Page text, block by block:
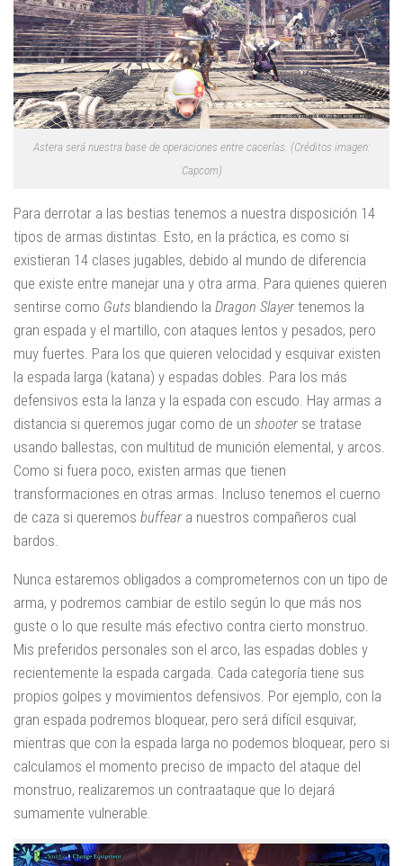
Astera será nuestra base de operaciones entre cacerías. (Créditos imagen:
Capcom)
Para derrotar a las bestias tenemos a nuestra disposición 14
tipos de armas distintas. Esto, en la práctica, es como si
existieran 14 clases jugables, debido al mundo de diferencia
que existe entre manejar una y otra arma. Para quienes quieren
sentirse como Guts blandiendo la Dragon Slayer tenemos la
gran espada y el martillo, con ataques lentos y pesados, pero
muy fuertes. Para los que quieren velocidad y esquivar existen
la espada larga (katana) y espadas dobles. Para los más
defensivos esta la lanza y la espada con escudo. Hay armas a
distancia si queremos jugar como de un shooter se tratase
usando ballestas, con multitud de munición elemental, y arcos.
Como si fuera poco, existen armas que tienen
transformaciones en otras armas. Incluso tenemos el cuerno
de caza si queremos buffear a nuestros compañeros cual
bardos.
Nunca estaremos obligados a comprometernos con un tipo de
arma, y podremos cambiar de estilo según lo que más nos
guste o lo que resulte más efectivo contra cierto monstruo.
Mis preferidos personales son el arco, las espadas dobles y
recientemente la espada cargada. Cada categoría tiene sus
propios golpes y movimientos defensivos. Por ejemplo, con la
gran espada podremos bloquear, pero será difícil esquivar,
mientras que con la espada larga no podemos bloquear, pero si
calculamos el momento preciso de impacto del ataque del
monstruo, realizaremos un contraataque que lo dejará
sumamente vulnerable.